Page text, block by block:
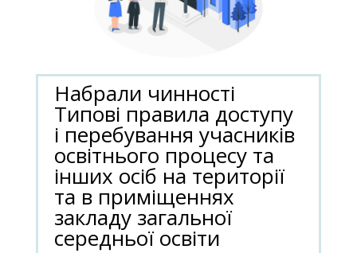
Набрали чинності
Типові правила доступу
і перебування учасників
освітнього процесу та
інших осіб на території
та в приміщеннях
закладу загальної
середньої освіти